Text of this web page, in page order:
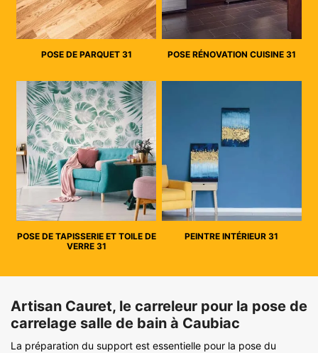
POSE DE PARQUET 31 POSE RÉNOVATION CUISINE 31
POSE DE TAPISSERIE ET TOILE DE
VERRE 31
PEINTRE INTÉRIEUR 31
Artisan Cauret, le carreleur pour la pose de
carrelage salle de bain à Caubiac
La préparation du support est essentielle pour la pose du